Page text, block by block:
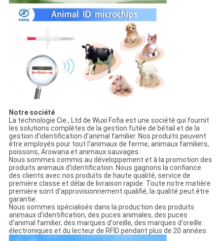
Notre société
La technologie Cie., Ltd de Wuxi Fofia est une société qui fournit
les solutions complètes de la gestion futée de bétail et de la
gestion d'identification d'animal familier. Nos produits peuvent
être employés pour tout l'animaux de ferme, animaux familiers,
poissons, Arowana et animaux sauvages.
Nous sommes commis au développement et à la promotion des
produits animaux d'identification. Nous gagnons la confiance
des clients avec nos produits de haute qualité, service de
première classe et délai de livraison rapide. Toute notre matière
première sont d'approvisionnement qualifié, la qualité peut être
garantie.
Nous sommes spécialisés dans la production des produits
animaux d'identification, des puces animales, des puces
d'animal familier, des marques d'oreille, des marques d'oreille
électroniques et du lecteur de RFID pendant plus de 20 années.